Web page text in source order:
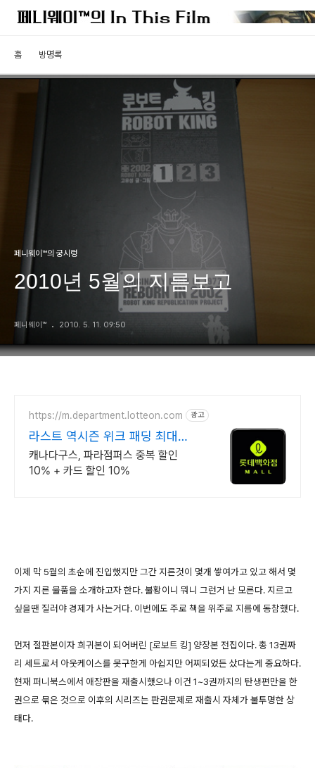
홈 방명록
페니웨이™의 궁시렁
2010년 5월의 지름보고
페니웨이™ 2010. 5. 11. 09:50
https://m.department.lotteon.com 광고
라스트 역시즌 위크 패딩 최대
74% 할인
캐나다구스, 파라점퍼스 중복 할인
10% + 카드 할인 10%
이제 막 5월의 초순에 진입했지만 그간 지른것이 몇개 쌓여가고 있고 해서 몇
가지 지른 물품을 소개하고자 한다. 불황이니 뭐니 그런거 난 모른다. 지르고
싶을땐 질러야 경제가 사는거다. 이번에도 주로 책을 위주로 지름에 동참했다.
먼저 절판본이자 희귀본이 되어버린 [로보트 킹] 양장본 전집이다. 총 13권짜
리 세트로서 아웃케이스를 못구한게 아쉽지만 어찌되었든 샀다는게 중요하다.
현재 퍼니북스에서 애장판을 재출시했으나 이건 1~3권까지의 탄생편만을 한
권으로 묶은 것으로 이후의 시리즈는 판권문제로 재출시 자체가 불투명한 상
태다.